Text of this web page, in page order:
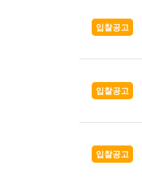
입찰공고
입찰공고
입찰공고